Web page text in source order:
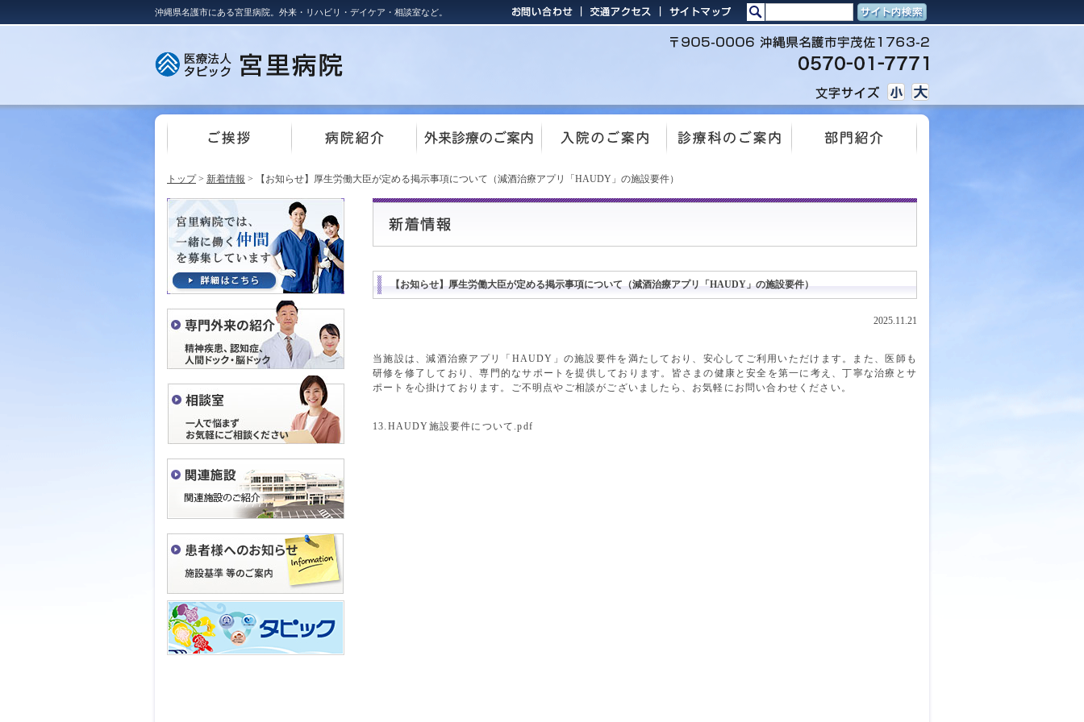
沖縄県名護市にある宮里病院。外来・リハビリ・デイケア・相談室など。
トップ> 新着情報 > 【お知らせ】厚生労働大臣が定める掲示事項について（減酒治療アプリ「HAUDY」の施設要件）
【お知らせ】厚生労働大臣が定める掲示事項について（減酒治療アプリ「HAUDY」の施設要件）
2025.11.21
当施設は、減酒治療アプリ「HAUDY」の施設要件を満たしており、安心してご利用いただけます。また、医師も
研修を修了しており、専門的なサポートを提供しております。皆さまの健康と安全を第一に考え、丁寧な治療とサ
ポートを心掛けております。ご不明点やご相談がございましたら、お気軽にお問い合わせください。
13.HAUDY施設要件について.pdf